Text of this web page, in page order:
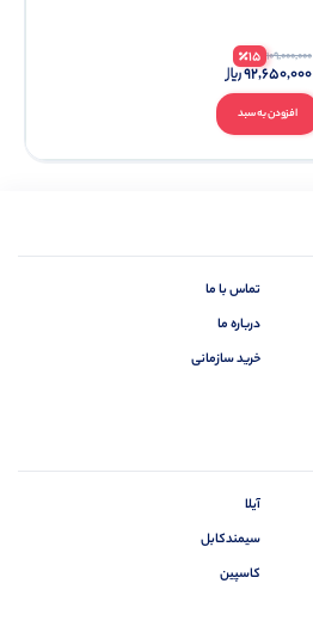
افزودن به سبد
109,000,000
15
92,650,000
تماس با ما
درباره ما
خرید سازمانی
آیلا
سیمندکابل
کاسپین